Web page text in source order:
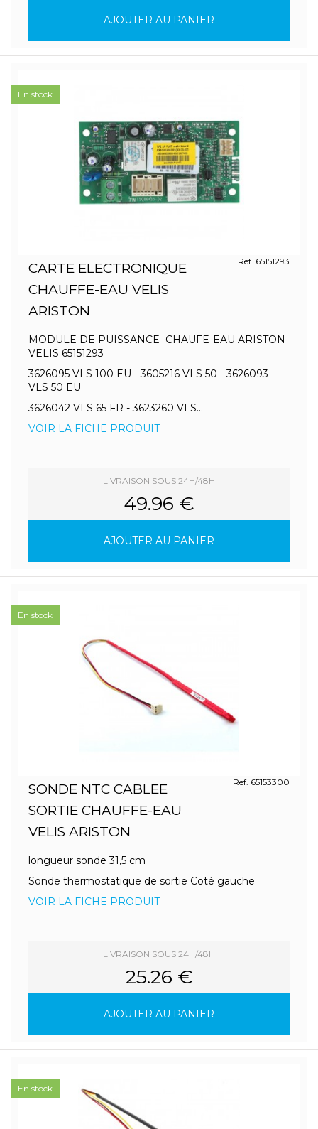
AJOUTER AU PANIER
CARTE ELECTRONIQUE
CHAUFFE-EAU VELIS
ARISTON
Ref. 65151293
MODULE DE PUISSANCE CHAUFE-EAU ARISTON
VELIS 65151293
3626095 VLS 100 EU - 3605216 VLS 50 - 3626093
VLS 50 EU
3626042 VLS 65 FR - 3623260 VLS...
VOIR LA FICHE PRODUIT
LIVRAISON SOUS 24H/48H
49.96 €
AJOUTER AU PANIER
En stock
SONDE NTC CABLEE
SORTIE CHAUFFE-EAU
VELIS ARISTON
Ref. 65153300
longueur sonde 31,5 cm
Sonde thermostatique de sortie Coté gauche
VOIR LA FICHE PRODUIT
LIVRAISON SOUS 24H/48H
25.26 €
AJOUTER AU PANIER
En stock
En stock